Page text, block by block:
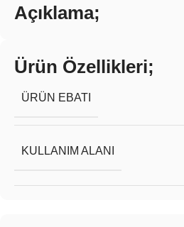
Açıklama;
Ürün Özellikleri;
ÜRÜN EBATI
KULLANIM ALANI